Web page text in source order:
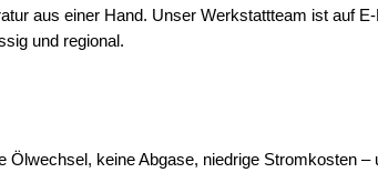
aus einer Hand. Unser Werkstattteam ist auf
und regional.
keine Abgase, niedrige Stromkosten